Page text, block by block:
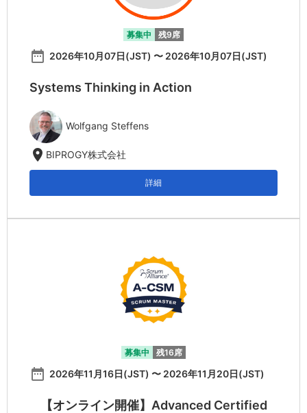
募集中 残9席
date_range 2026年10月07日(JST) 〜 2026年10月07日(JST)
Systems Thinking in Action
Wolfgang Steffens
location_on BIPROGY株式会社
詳細
募集中 残16席
date_range 2026年11月16日(JST) 〜 2026年11月20日(JST)
【オンライン開催】Advanced Certified